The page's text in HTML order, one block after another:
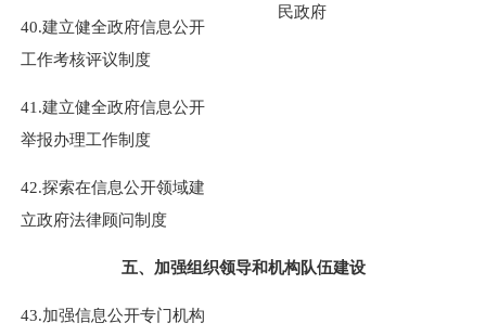
民政府
40.建立健全政府信息公开
工作考核评议制度
41.建立健全政府信息公开
举报办理工作制度
42.探索在信息公开领域建
立政府法律顾问制度
五、加强组织领导和机构队伍建设
43.加强信息公开专门机构